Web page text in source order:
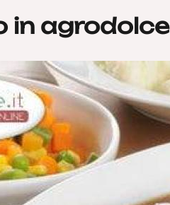
in agrodolce